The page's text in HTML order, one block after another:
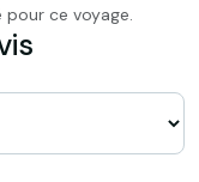
ce voyage.